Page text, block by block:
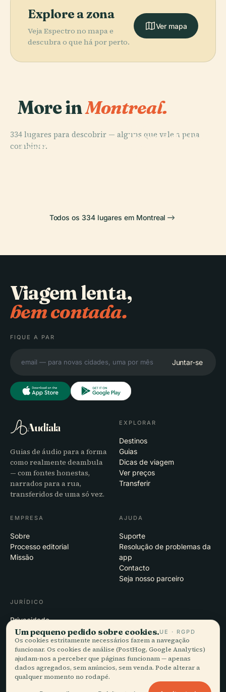
Explore a zona
Veja Espectro no mapa e
descubra o que há por perto.
Ver mapa
More inMontreal.
334 lugares para descobrir — alguns que vale a pena
combinar.
PLACE
Museu de Belas
PLACE
Jardim
Todos os 334 lugares em Montreal
Viagem lenta,
bem contada.
FIQUE A PAR
Juntar-se
Audiala
Guias de áudio para a forma
como realmente deambula
— com fontes honestas,
narrados para a rua,
transferidos de uma só vez.
EXPLORAR
Destinos
Guias
Dicas de viagem
Ver preços
Transferir
EMPRESA
Sobre
Processo editorial
Missão
AJUDA
Suporte
Resolução de problemas da
app
Contacto
Seja nosso parceiro
JURÍDICO
Privacidade
Termos
Definições de cookies
Eliminar conta
Um pequeno pedido sobre cookies.UE · RGPD
Os cookies estritamente necessários fazem a navegação
funcionar. Os cookies de análise (PostHog, Google Analytics)
ajudam-nos a perceber que páginas funcionam — apenas
dados agregados, sem anúncios, sem venda. Pode alterar a
qualquer momento no rodapé.